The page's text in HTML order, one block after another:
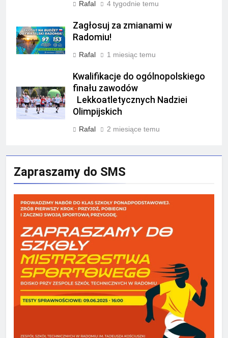
Rafal 4 tygodnie temu
Zagłosuj za zmianami w
Radomiu!
Rafal 1 miesiąc temu
Kwalifikacje do ogólnopolskiego
finału zawodów
Lekkoatletycznych Nadziei
Olimpijskich
Rafal 2 miesiące temu
Zapraszamy do SMS